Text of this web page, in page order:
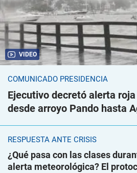
VIDEO
COMUNICADO PRESIDENCIA
Ejecutivo decretó alerta
desde arroyo Pando hasta
RESPUESTA ANTE CRISIS
¿Qué pasa con las clases
alerta meteorológica? El